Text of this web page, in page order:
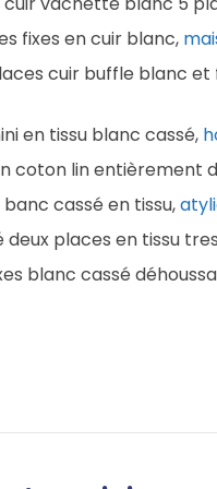
fixes en cuir blanc,
cuir buffle blanc et
en tissu blanc cassé,
coton lin entièrement
cassé en tissu,
places en tissu
blanc cassé